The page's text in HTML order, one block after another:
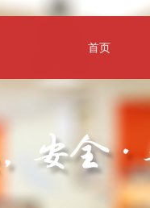
首页